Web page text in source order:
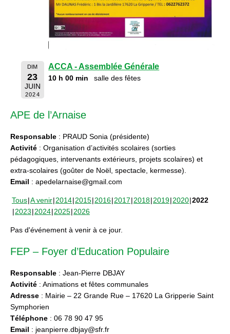
DIM
23
JUIN
2024
ACCA - Assemblée Générale
10 h 00 min salle des fêtes
APE de l’Arnaise
Responsable : PRAUD Sonia (présidente)
Activité : Organisation d’activités scolaires (sorties
pédagogiques, intervenants extérieurs, projets scolaires) et
extra-scolaires (goûter de Noël, spectacle, kermesse).
Email : apedelarnaise@gmail.com
Tous A venir 2014 2015 2016 2017 2018 2019 2020 2022
2023 2024 2025 2026
Pas d'événement à venir à ce jour.
FEP – Foyer d’Education Populaire
Responsable : Jean-Pierre DBJAY
Activité : Animations et fêtes communales
Adresse : Mairie – 22 Grande Rue – 17620 La Gripperie Saint
Symphorien
Téléphone : 06 78 90 47 95
Email : jeanpierre.dbjay@sfr.fr